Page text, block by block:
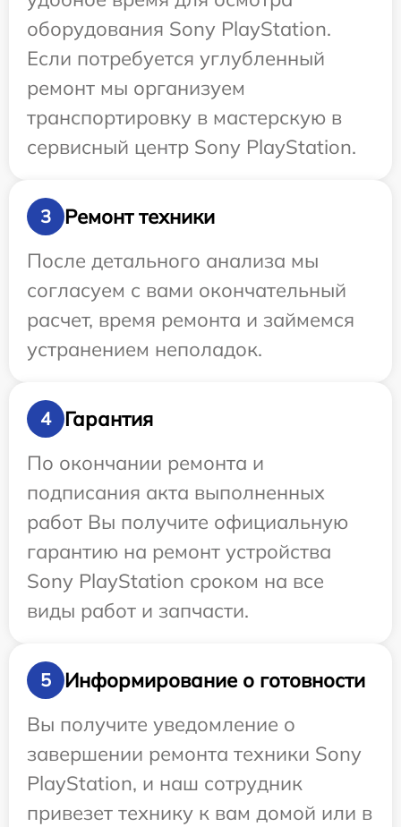
оборудования Sony PlayStation.
Если потребуется углубленный
ремонт мы организуем
транспортировку в мастерскую в
сервисный центр Sony PlayStation.
3
Ремонт техники
После детального анализа мы
согласуем с вами окончательный
расчет, время ремонта и займемся
устранением неполадок.
4
Гарантия
По окончании ремонта и
подписания акта выполненных
работ Вы получите официальную
гарантию на ремонт устройства
Sony PlayStation сроком на все
виды работ и запчасти.
5
Информирование о готовности
Вы получите уведомление о
завершении ремонта техники Sony
PlayStation, и наш сотрудник
привезет технику к вам домой или в